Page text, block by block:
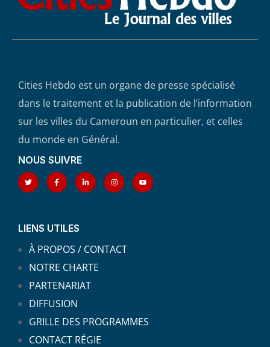
Cities Hebdo est un organe de presse spécialisé
dans le traitement et la publication de l’information
sur les villes du Cameroun en particulier, et celles
du monde en Général.
NOUS SUIVRE
LIENS UTILES
À PROPOS / CONTACT
NOTRE CHARTE
PARTENARIAT
DIFFUSION
GRILLE DES PROGRAMMES
CONTACT RÉGIE